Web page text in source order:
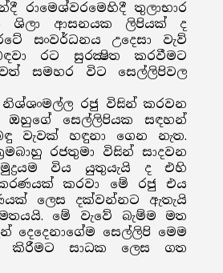
රාමෙශ්වරමෙහිදී තුලාභාර
ශිලා ආසනයක ලිපියක් ද
සංවර්ධනය උදෙසා වැව්
රට සුරක්‍ෂිත කරවීමට
සමහර විට සෙල්ලිපිවල
නිශ්ශංමල්ල රජු විසින් කරවන
ඔහුගේ සෙල්ලිපියක සඳහන්
වැවක් හඳුනා ගෙන නැත.
රජතුමා විසින් සාදවන
විය යුතුයැයි ද එහි
කරවා මේ රජු එය
ලෙස දක්වන්නට ඇතැයි
මේ වැවේ බැම්ම මත
දෙදෙනාගේම සෙල්ලිපි මෙම
කිරීමට සාධක ලෙස ගත